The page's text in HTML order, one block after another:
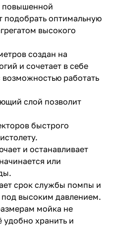
повышенной
подобрать оптимальную
высокого
создан на
и сочетает в себе
возможностью работать
слой позволит
быстрого
и останавливает
или
срок службы помпы и
под высоким давлением.
мойка не
удобно хранить и